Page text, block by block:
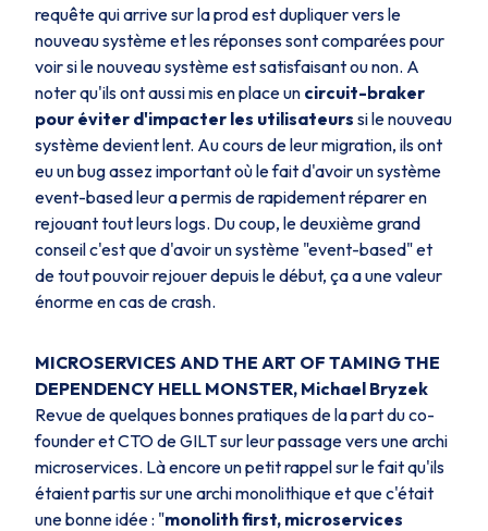
requête qui arrive sur la prod est dupliquer vers le
nouveau système et les réponses sont comparées pour
voir si le nouveau système est satisfaisant ou non. A
noter qu'ils ont aussi mis en place un circuit-braker
pour éviter d'impacter les utilisateurs si le nouveau
système devient lent. Au cours de leur migration, ils ont
eu un bug assez important où le fait d'avoir un système
event-based leur a permis de rapidement réparer en
rejouant tout leurs logs. Du coup, le deuxième grand
conseil c'est que d'avoir un système "event-based" et
de tout pouvoir rejouer depuis le début, ça a une valeur
énorme en cas de crash.
MICROSERVICES AND THE ART OF TAMING THE
DEPENDENCY HELL MONSTER, Michael Bryzek
Revue de quelques bonnes pratiques de la part du co-
founder et CTO de GILT sur leur passage vers une archi
microservices. Là encore un petit rappel sur le fait qu'ils
étaient partis sur une archi monolithique et que c'était
une bonne idée : "monolith first, microservices